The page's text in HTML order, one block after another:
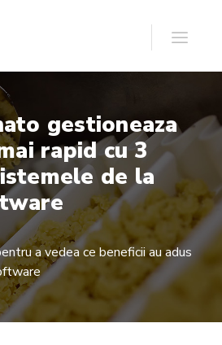
gestioneaza
rapid cu 3
de la
a vedea ce beneficii au adus